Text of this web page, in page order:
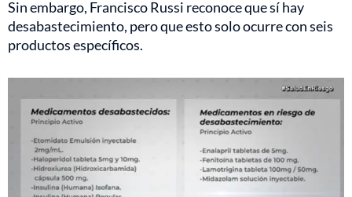
Sin embargo, Francisco Russi reconoce que sí hay
desabastecimiento, pero que esto solo ocurre con seis
productos específicos.